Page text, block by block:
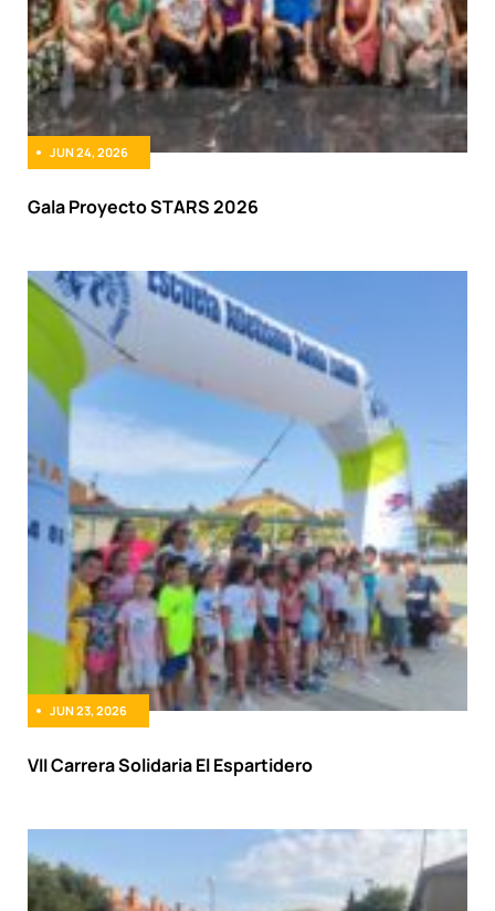
JUN 24, 2026
Gala Proyecto STARS 2026
JUN 23, 2026
VII Carrera Solidaria El Espartidero